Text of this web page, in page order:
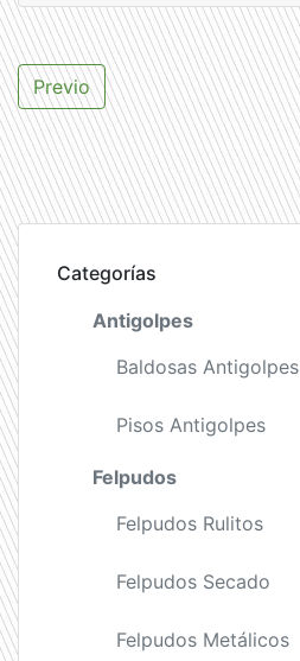
Navegación
de
entradas
Previo
Categorías
Antigolpes
Baldosas Antigolpes
Pisos Antigolpes
Felpudos
Felpudos Rulitos
Felpudos Secado
Felpudos Metálicos